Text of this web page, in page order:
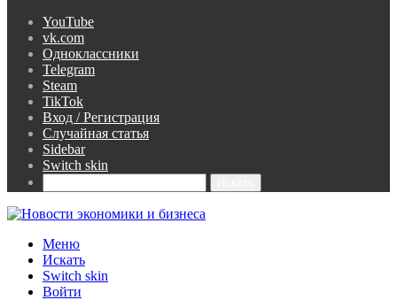
YouTube
vk.com
Одноклассники
Telegram
Steam
TikTok
Вход / Регистрация
Случайная статья
Sidebar
Switch skin
Меню
Искать
Switch skin
Войти